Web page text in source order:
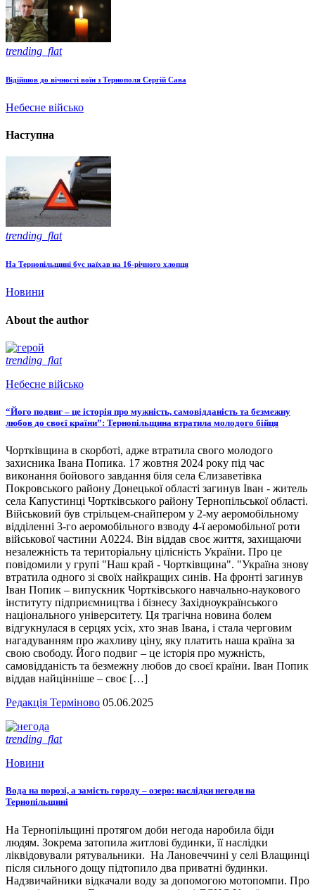
trending_flat
Відійшов до вічності воїн з Тернополя Сергій Сава
Небесне військо
Наступна
trending_flat
На Тернопільщині бус наїхав на 16-річного хлопця
Новини
About the author
trending_flat
Небесне військо
“Його подвиг – це історія про мужність, самовідданість та безмежну
любов до своєї країни”: Тернопільщина втратила молодого бійця
Чортківщина в скорботі, адже втратила свого молодого
захисника Івана Попика. 17 жовтня 2024 року під час
виконання бойового завдання біля села Єлизаветівка
Покровського району Донецької області загинув Іван - житель
села Капустинці Чортківського району Тернопільської області.
Військовий був стрільцем-снайпером у 2-му аеромобільному
відділенні 3-го аеромобільного взводу 4-ї аеромобільної роти
військової частини А0224. Він віддав своє життя, захищаючи
незалежність та територіальну цілісність України. Про це
повідомили у групі "Наш край - Чортківщина". "Україна знову
втратила одного зі своїх найкращих синів. На фронті загинув
Іван Попик – випускник Чортківського навчально-наукового
інституту підприємництва і бізнесу Західноукраїнського
національного університету. Ця трагічна новина болем
відгукнулася в серцях усіх, хто знав Івана, і стала черговим
нагадуванням про жахливу ціну, яку платить наша країна за
свою свободу. Його подвиг – це історія про мужність,
самовідданість та безмежну любов до своєї країни. Іван Попик
віддав найцінніше – своє […]
Редакція Терміново 05.06.2025
trending_flat
Новини
Вода на порозі, а замість городу – озеро: наслідки негоди на
Тернопільщині
На Тернопільщині протягом доби негода наробила біди
людям. Зокрема затопила житлові будинки, її наслідки
ліквідовували рятувальники. На Лановеччині у селі Влащинці
після сильного дощу підтопило два приватні будинки.
Надзвичайники відкачали воду за допомогою мотопомпи. Про